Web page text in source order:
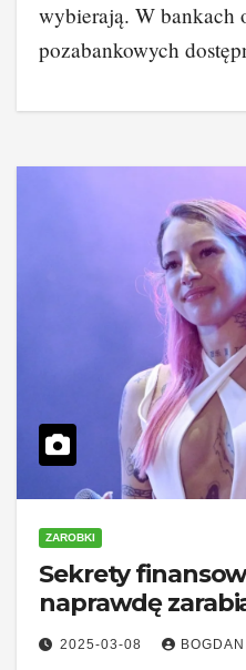
wybierają. W bankach
pozabankowych
ZAROBKI
Sekrety
naprawdę
2025-03-08